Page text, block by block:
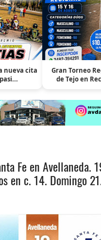
nueva cita
Gran Torneo
de Tejo en
Fe en Avellaneda.
en c. 14. Domingo